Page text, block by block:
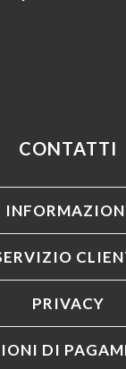
CONTATTI
PRIVACY
DI